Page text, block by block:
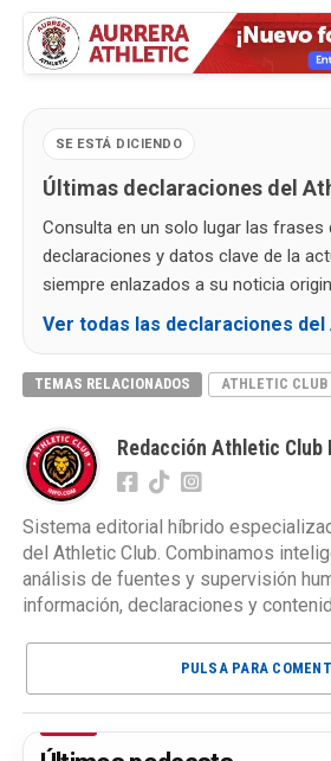
SE ESTÁ DICIENDO
Últimas declaraciones del
Consulta en un solo lugar las frases
declaraciones y datos clave de la
siempre enlazados a su noticia
Ver todas las declaraciones del
TEMAS RELACIONADOS ATHLETIC CLUB
Redacción Athletic Club
Sistema editorial híbrido
del Athletic Club. Combinamos
análisis de fuentes y supervisión
información, declaraciones y
PULSA PARA